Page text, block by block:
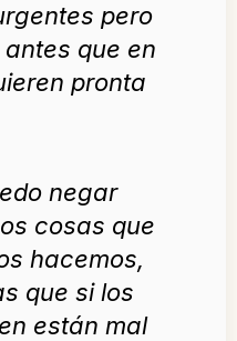
pero
que en
pronta
negar
cosas que
hacemos,
que si los
están mal